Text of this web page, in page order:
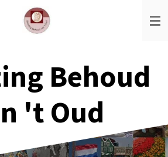
Behoud
't Oud